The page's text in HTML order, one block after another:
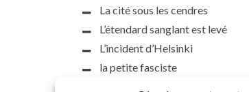
La cité sous les cendres
L’étendard sanglant est levé
L’incident d’Helsinki
la petite fasciste